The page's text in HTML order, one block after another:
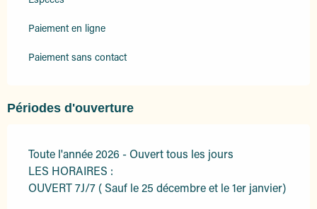
Paiement en ligne
Paiement sans contact
Périodes d'ouverture
Toute l'année 2026 - Ouvert tous les jours
LES HORAIRES :
OUVERT 7J/7 ( Sauf le 25 décembre et le 1er janvier)